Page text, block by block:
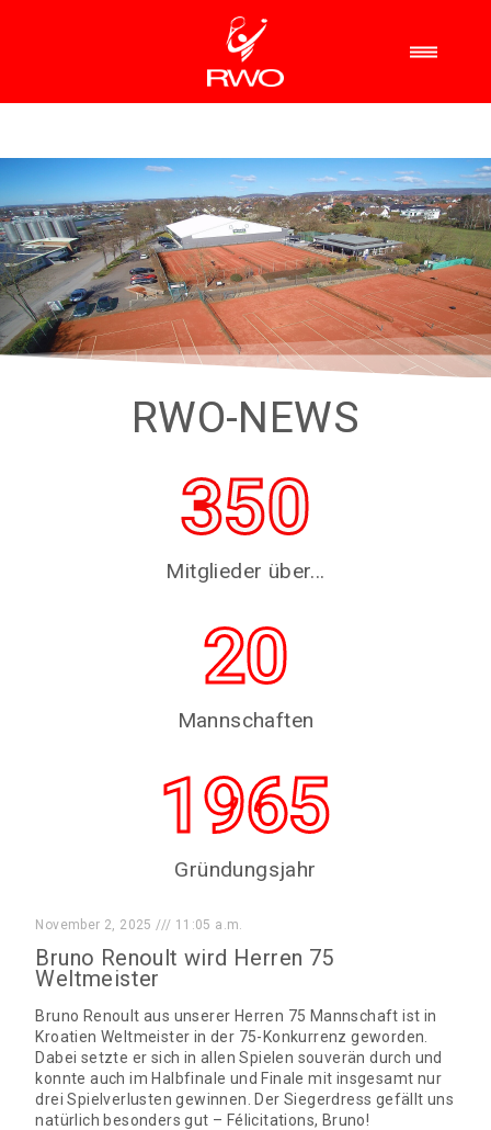
RWO-NEWS
Mitglieder über...
350
Mannschaften
20
Gründungsjahr
1965
November 2, 2025 11:05 a.m.
Bruno Renoult wird Herren 75
Weltmeister
Bruno Renoult aus unserer Herren 75 Mannschaft ist in
Kroatien Weltmeister in der 75-Konkurrenz geworden.
Dabei setzte er sich in allen Spielen souverän durch und
konnte auch im Halbfinale und Finale mit insgesamt nur
drei Spielverlusten gewinnen. Der Siegerdress gefällt uns
natürlich besonders gut – Félicitations, Bruno!